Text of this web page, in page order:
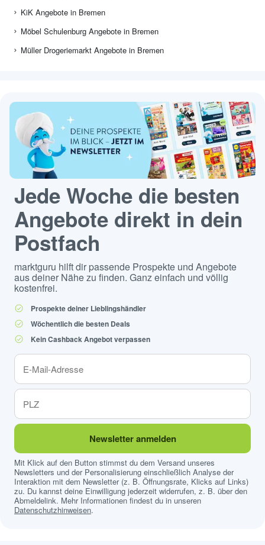
KiK Angebote in Bremen
Möbel Schulenburg Angebote in Bremen
Müller Drogeriemarkt Angebote in Bremen
Jede Woche die besten
Angebote direkt in dein
Postfach
marktguru hilft dir passende Prospekte und Angebote
aus deiner Nähe zu finden. Ganz einfach und völlig
kostenfrei.
Prospekte deiner Lieblingshändler
Wöchentlich die besten Deals
Kein Cashback Angebot verpassen
Newsletter anmelden
Mit Klick auf den Button stimmst du dem Versand unseres
Newsletters und der Personalisierung einschließlich Analyse der
Interaktion mit dem Newsletter (z. B. Öffnungsrate, Klicks auf Links)
zu. Du kannst deine Einwilligung jederzeit widerrufen, z. B. über den
Abmeldelink. Mehr Informationen findest du in unseren
Datenschutzhinweisen.